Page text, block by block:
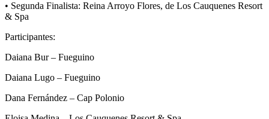
• Segunda Finalista: Reina Arroyo Flores, de Los Cauquenes Resort
& Spa
Participantes:
Daiana Bur – Fueguino
Daiana Lugo – Fueguino
Dana Fernández – Cap Polonio